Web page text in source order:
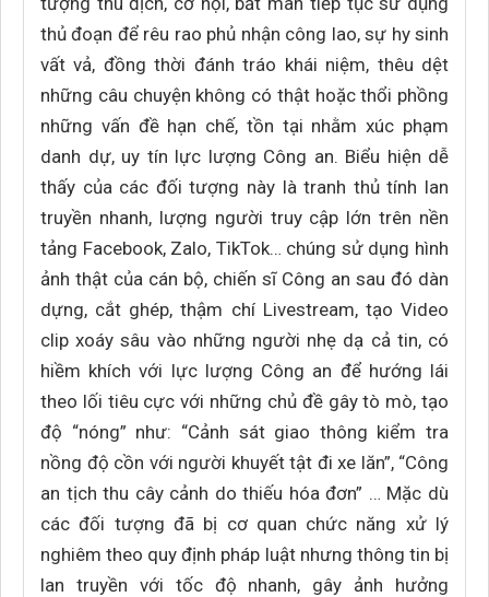
thủ đoạn để rêu rao phủ nhận công lao, sự hy sinh
vất vả, đồng thời đánh tráo khái niệm, thêu dệt
những câu chuyện không có thật hoặc thổi phồng
những vấn đề hạn chế, tồn tại nhằm xúc phạm
danh dự, uy tín lực lượng Công an. Biểu hiện dễ
thấy của các đối tượng này là tranh thủ tính lan
truyền nhanh, lượng người truy cập lớn trên nền
tảng Facebook, Zalo, TikTok… chúng sử dụng hình
ảnh thật của cán bộ, chiến sĩ Công an sau đó dàn
dựng, cắt ghép, thậm chí Livestream, tạo Video
clip xoáy sâu vào những người nhẹ dạ cả tin, có
hiềm khích với lực lượng Công an để hướng lái
theo lối tiêu cực với những chủ đề gây tò mò, tạo
độ “nóng” như: “Cảnh sát giao thông kiểm tra
nồng độ cồn với người khuyết tật đi xe lăn”, “Công
an tịch thu cây cảnh do thiếu hóa đơn” … Mặc dù
các đối tượng đã bị cơ quan chức năng xử lý
nghiêm theo quy định pháp luật nhưng thông tin bị
lan truyền với tốc độ nhanh, gây ảnh hưởng